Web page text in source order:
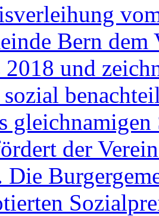
Bern dem
und
gleichnamigen
der
Die